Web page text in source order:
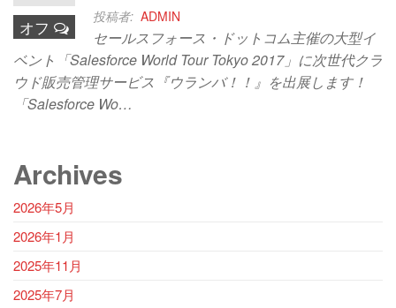
オフ 投稿者: ADMIN
セールスフォース・ドットコム主催の大型イ
ベント「Salesforce World Tour Tokyo 2017」に次世代クラ
ウド販売管理サービス『ウランバ！！』を出展します！
「Salesforce Wo…
Archives
2026年5月
2026年1月
2025年11月
2025年7月